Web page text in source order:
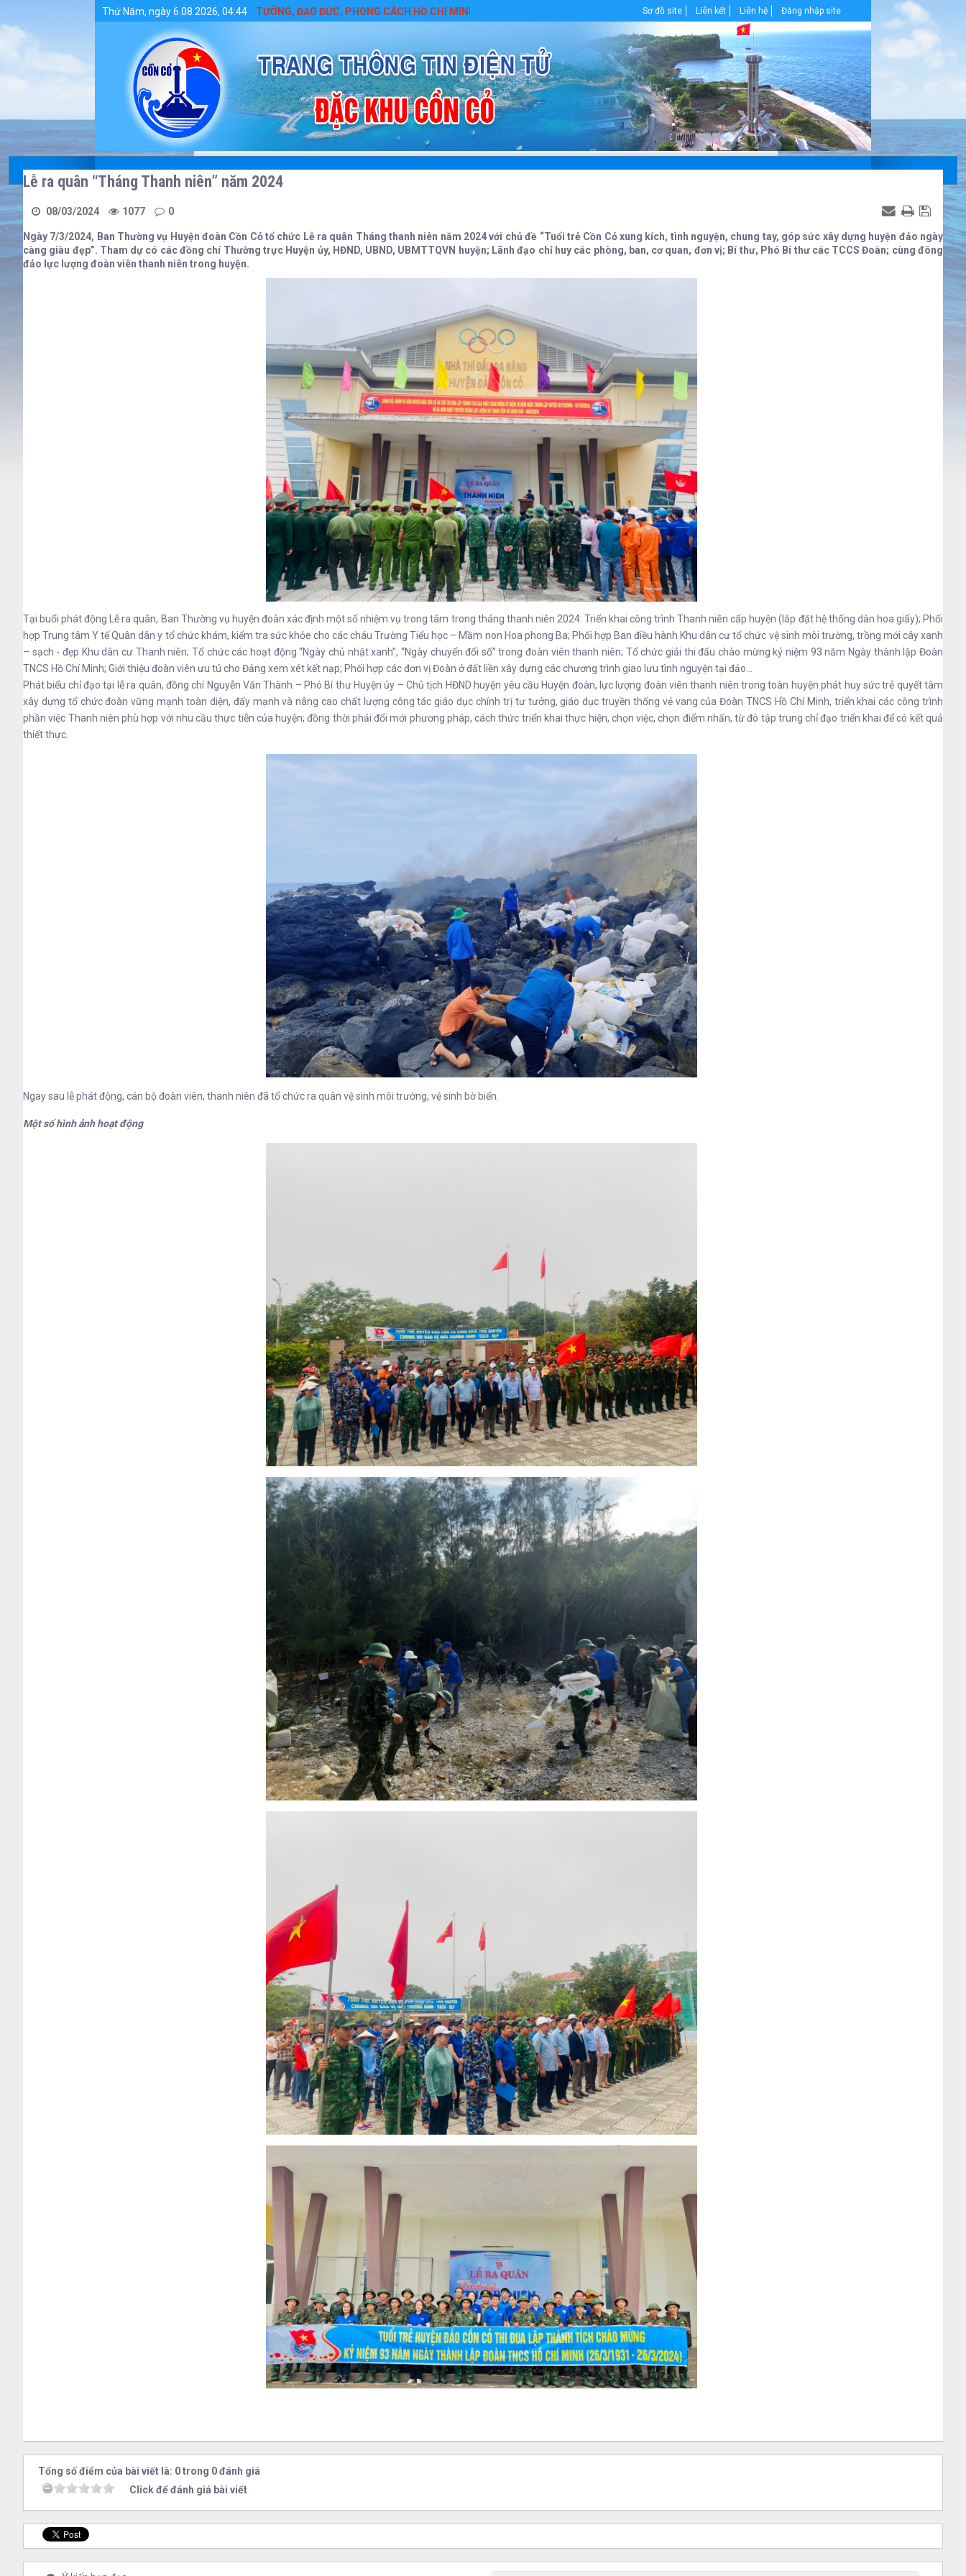
Chi tiết tin tức - Huyện Cồn Cỏ
Thứ Năm, ngày 6.08.2026, 04:44
MẠNH HỌC TẬP VÀ LÀM THEO TƯ TƯỞNG, ĐẠO ĐỨC, PHONG CÁCH HỒ CHÍ MINH Sơ đồ site Liên kết Liên hệ Đăng nhập site
Lễ ra quân “Tháng Thanh niên” năm 2024
08/03/2024 1077 0
Ngày 7/3/2024, Ban Thường vụ Huyện đoàn Cồn Cỏ tổ chức Lễ ra quân Tháng thanh niên năm 2024 với chủ đề “Tuổi trẻ Cồn Cỏ xung kích, tình nguyện, chung tay, góp sức xây dựng huyện đảo ngày
càng giàu đẹp”. Tham dự có các đồng chí Thường trực Huyện ủy, HĐND, UBND, UBMTTQVN huyện; Lãnh đạo chỉ huy các phòng, ban, cơ quan, đơn vị; Bí thư, Phó Bí thư các TCCS Đoàn; cùng đông
đảo lực lượng đoàn viên thanh niên trong huyện.
Tại buổi phát động Lễ ra quân, Ban Thường vụ huyện đoàn xác định một số nhiệm vụ trong tâm trong tháng thanh niên 2024: Triển khai công trình Thanh niên cấp huyện (lắp đặt hệ thống dàn hoa giấy); Phối
hợp Trung tâm Y tế Quân dân y tổ chức khám, kiểm tra sức khỏe cho các cháu Trường Tiểu học – Mầm non Hoa phong Ba; Phối hợp Ban điều hành Khu dân cư tổ chức vệ sinh môi trường, trồng mới cây xanh
– sạch - đẹp Khu dân cư Thanh niên; Tổ chức các hoạt động “Ngày chủ nhật xanh”, “Ngày chuyển đổi số” trong đoàn viên thanh niên; Tổ chức giải thi đấu chào mừng kỷ niệm 93 năm Ngày thành lập Đoàn
TNCS Hồ Chí Minh; Giới thiệu đoàn viên ưu tú cho Đảng xem xét kết nạp; Phối hợp các đơn vị Đoàn ở đất liền xây dựng các chương trình giao lưu tình nguyện tại đảo…
Phát biểu chỉ đạo tại lễ ra quân, đồng chí Nguyễn Văn Thành – Phó Bí thư Huyện ủy – Chủ tịch HĐND huyện yêu cầu Huyện đoàn, lực lượng đoàn viên thanh niên trong toàn huyện phát huy sức trẻ quyết tâm
xây dựng tổ chức đoàn vững mạnh toàn diện, đẩy mạnh và nâng cao chất lượng công tác giáo dục chính trị tư tưởng, giáo dục truyền thống vẻ vang của Đoàn TNCS Hồ Chí Minh, triển khai các công trình
phần việc Thanh niên phù hợp với nhu cầu thực tiễn của huyện; đồng thời phải đổi mới phương pháp, cách thức triển khai thực hiện, chọn việc, chọn điểm nhấn, từ đó tập trung chỉ đạo triển khai để có kết quả
thiết thực.
Ngay sau lễ phát động, cán bộ đoàn viên, thanh niên đã tổ chức ra quân vệ sinh môi trường, vệ sinh bờ biển.
Một số hình ảnh hoạt động
Tổng số điểm của bài viết là: 0 trong 0 đánh giá
Click để đánh giá bài viết